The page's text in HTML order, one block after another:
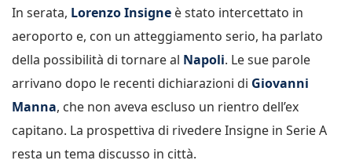
In serata, Lorenzo Insigne è stato intercettato in
aeroporto e, con un atteggiamento serio, ha parlato
della possibilità di tornare al Napoli. Le sue parole
arrivano dopo le recenti dichiarazioni di Giovanni
Manna, che non aveva escluso un rientro dell’ex
capitano. La prospettiva di rivedere Insigne in Serie A
resta un tema discusso in città.